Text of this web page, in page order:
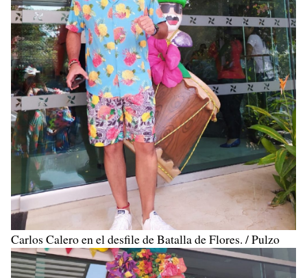
Carlos Calero en el desfile de Batalla de Flores. / Pulzo